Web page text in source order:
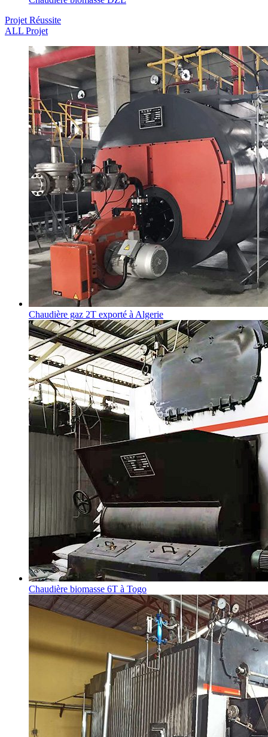
Projet Réussite
ALL Projet
Chaudière gaz 2T exporté à Algerie
Chaudière biomasse 6T à Togo